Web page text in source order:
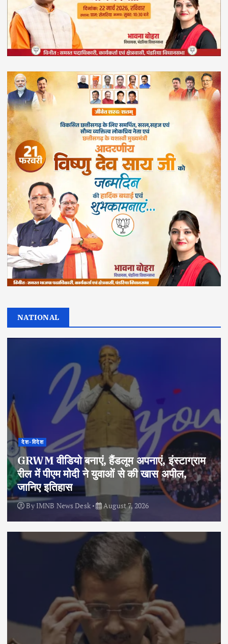
NATIONAL
देश-विदेश
GRWM वीडियो बनाएं, हैंडलूम अपनाएं, इंस्टाग्राम
रील में पीएम मोदी ने युवाओं से की खास अपील,
जानिए इतिहास
By IMNB News Desk August 7, 2026